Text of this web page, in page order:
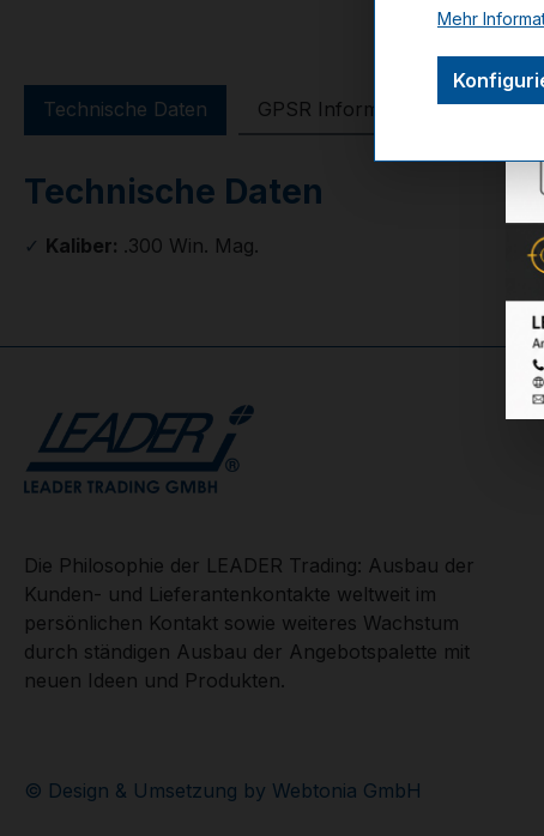
Technische Daten GPSR Information
Technische Daten
✓ Kaliber: .300 Win. Mag.
Die Philosophie der LEADER Trading: Ausbau der
Kunden- und Lieferantenkontakte weltweit im
persönlichen Kontakt sowie weiteres Wachstum
durch ständigen Ausbau der Angebotspalette mit
neuen Ideen und Produkten.
© Design & Umsetzung by Webtonia GmbH
Mehr